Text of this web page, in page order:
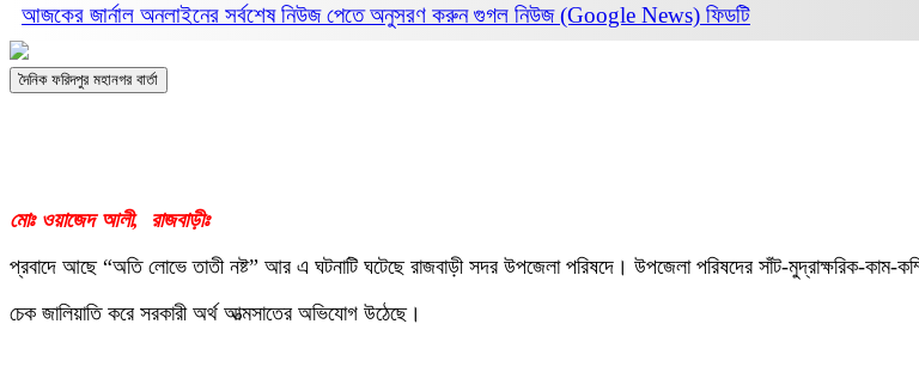
আজকের জার্নাল অনলাইনের সর্বশেষ নিউজ পেতে অনুসরণ করুনগুগল নিউজ (Google News) ফিডটি
দৈনিক ফরিদপুর মহানগর বার্তা
মোঃ ওয়াজেদ আলী, রাজবাড়ীঃ
প্রবাদে আছে “অতি লোভে তাতী নষ্ট” আর এ ঘটনাটি ঘটেছে রাজবাড়ী সদর উপজেলা পরিষদে। উপজেলা পরিষদের সাঁট-মুদ্রাক্ষরিক-কাম-
চেক জালিয়াতি করে সরকারী অর্থ আত্মসাতের অভিযোগ উঠেছে।